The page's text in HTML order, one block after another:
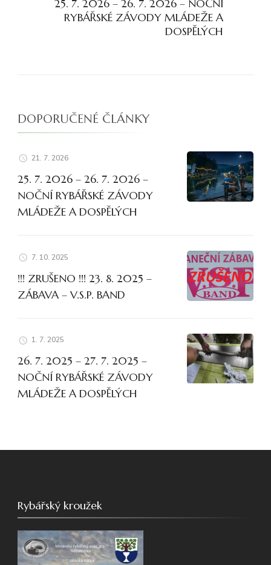
25. 7. 2026 – 26. 7. 2026 – NOČNÍ
RYBÁŘSKÉ ZÁVODY MLÁDEŽE A
DOSPĚLÝCH
DOPORUČENÉ ČLÁNKY
21. 7. 2026
25. 7. 2026 – 26. 7. 2026 –
NOČNÍ RYBÁŘSKÉ ZÁVODY
MLÁDEŽE A DOSPĚLÝCH
7. 10. 2025
!!! ZRUŠENO !!! 23. 8. 2025 –
ZÁBAVA – V.S.P. BAND
1. 7. 2025
26. 7. 2025 – 27. 7. 2025 –
NOČNÍ RYBÁŘSKÉ ZÁVODY
MLÁDEŽE A DOSPĚLÝCH
Rybářský kroužek